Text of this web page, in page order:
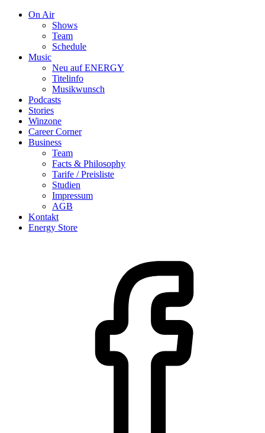
On Air
Shows
Team
Schedule
Music
Neu auf ENERGY
Titelinfo
Musikwunsch
Podcasts
Stories
Winzone
Career Corner
Business
Team
Facts & Philosophy
Tarife / Preisliste
Studien
Impressum
AGB
Kontakt
Energy Store